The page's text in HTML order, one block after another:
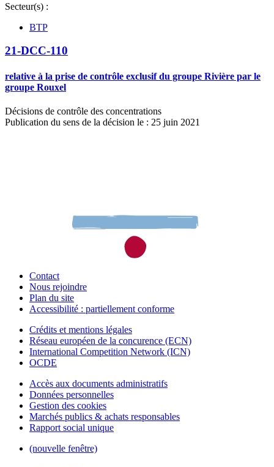
Secteur(s) :
BTP
21-DCC-110
relative à la prise de contrôle exclusif du groupe Rivière par le
groupe Rouxel
Décisions de contrôle des concentrations
Publication du sens de la décision le : 25 juin 2021
Contact
Nous rejoindre
Plan du site
Accessibilité : partiellement conforme
Crédits et mentions légales
Réseau européen de la concurence (ECN)
International Competition Network (ICN)
OCDE
Accès aux documents administratifs
Données personnelles
Gestion des cookies
Marchés publics & achats responsables
Rapport social unique
(nouvelle fenêtre)